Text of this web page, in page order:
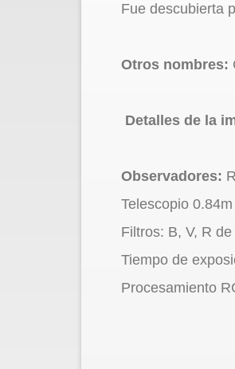
Fue descubierta
Otros nombres:
Detalles de la
Observadores:
Telescopio
Filtros: B, V, R
Tiempo de
Procesamiento